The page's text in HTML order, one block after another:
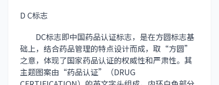
D C标志
DC标志即中国药品认证标志，是在方圆标志基
础上，结合药品管理的特点设计而成，取“方圆”
之意，体现了国家药品认证的权威性和严肃性。其
主题图案由“药品认证”（DRUG